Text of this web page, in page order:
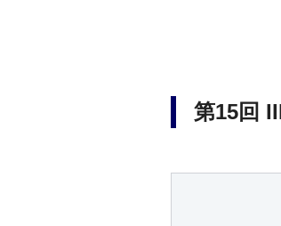
第15回